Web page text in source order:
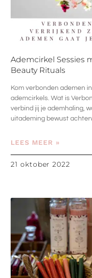
Ademcirkel Sessies
Beauty Rituals
Kom verbonden ademen
ademcirkels. Wat is
verbind jij je ademhaling,
uitademing bewust
LEES MEER »
21 oktober 2022